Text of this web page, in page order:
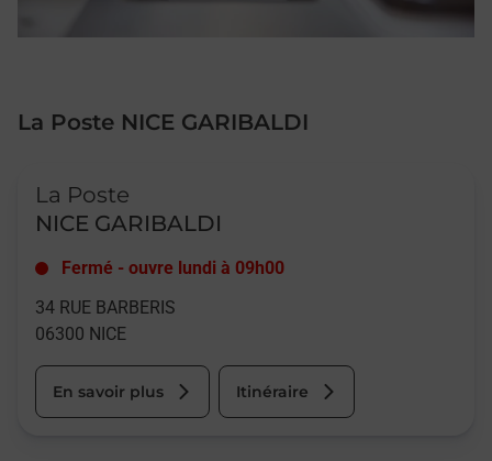
La Poste NICE GARIBALDI
La Poste
NICE GARIBALDI
Fermé - ouvre lundi à 09h00
34 RUE BARBERIS
06300 NICE
En savoir plus Itinéraire